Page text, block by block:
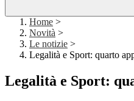
Home >
Novità >
Le notizie >
Legalità e Sport: quarto
Legalità e Sport: